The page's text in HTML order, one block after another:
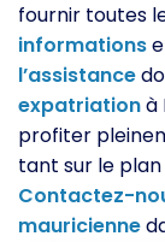
fournir toutes
informations
l’assistance
expatriationà
profiter
tant sur le plan
Contactez-
mauricienne